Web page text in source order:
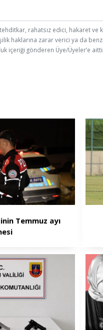
rahatsız edici, hakaret ve
haklarına zarar verici ya da
içeriği gönderen Üye/Üyeler’e
Temmuz ayı